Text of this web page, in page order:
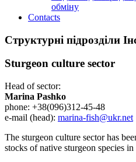
обміну
Contacts
Структурні підрозділи
Sturgeon culture sector
Head of sector:
Marina Pashko
phone: +38(096)312-45-48
e-mail (head): marina-fish@ukr.net
The sturgeon culture sector has
stocks of native sturgeon species